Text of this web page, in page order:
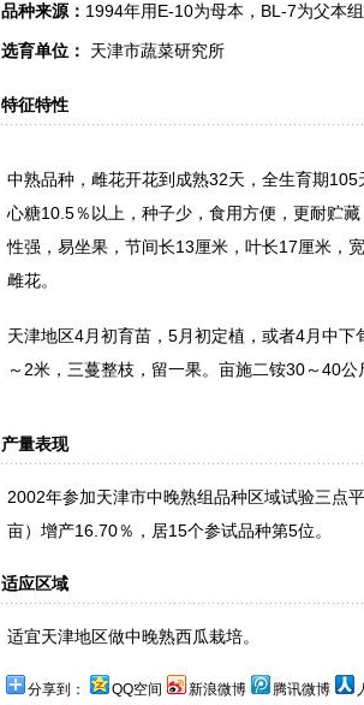
品种来源： 1994年用E-10为母本，BL-7为父本组
选育单位： 天津市蔬菜研究所
特征特性
中熟品种，雌花开花到成熟32天，全生育期
心糖10.5％以上，种子少，食用方便，更耐贮
性强，易坐果，节间长13厘米，叶长17厘米，
雌花。
天津地区4月初育苗，5月初定植，或者4月中
～2米，三蔓整枝，留一果。亩施二铵30～40公
产量表现
2002年参加天津市中晚熟组品种区域试验三点
亩）增产16.70％，居15个参试品种第5位。
适应区域
适宜天津地区做中晚熟西瓜栽培。
分享到： QQ空间 新浪微博 腾讯微博